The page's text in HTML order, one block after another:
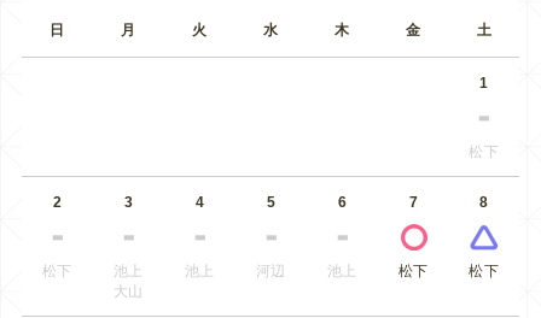
日 月 火 水 木 金 土
1
松下
2
松下
3
池上
大山
4
池上
5
河辺
6
池上
7
松下
8
松下